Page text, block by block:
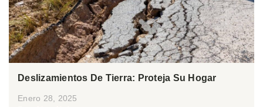
Deslizamientos De Tierra: Proteja Su Hogar
Enero 28, 2025